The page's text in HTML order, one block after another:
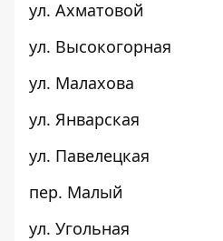
ул. Ахматовой
ул. Высокогорная
ул. Малахова
ул. Январская
ул. Павелецкая
пер. Малый
ул. Угольная